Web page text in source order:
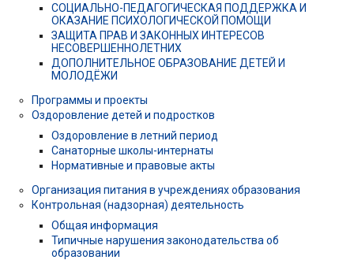
СОЦИАЛЬНО-ПЕДАГОГИЧЕСКАЯ ПОДДЕРЖКА И
ОКАЗАНИЕ ПСИХОЛОГИЧЕСКОЙ ПОМОЩИ
ЗАЩИТА ПРАВ И ЗАКОННЫХ ИНТЕРЕСОВ
НЕСОВЕРШЕННОЛЕТНИХ
ДОПОЛНИТЕЛЬНОЕ ОБРАЗОВАНИЕ ДЕТЕЙ И
МОЛОДЁЖИ
Программы и проекты
Оздоровление детей и подростков
Оздоровление в летний период
Санаторные школы-интернаты
Нормативные и правовые акты
Организация питания в учреждениях образования
Контрольная (надзорная) деятельность
Общая информация
Типичные нарушения законодательства об
образовании